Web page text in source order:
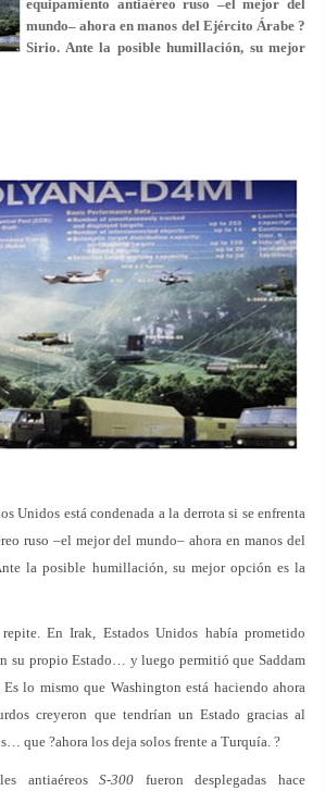
equipamiento antiaéreo ruso –el mejor del
mundo– ahora en manos del Ejército Árabe ?
Sirio. Ante la posible humillación, su mejor
Unidos está condenada a la derrota si se enfrenta
ruso –el mejor del mundo– ahora en manos del
la posible humillación, su mejor opción es la
En Irak, Estados Unidos había prometido
su propio Estado… y luego permitió que Saddam
Es lo mismo que Washington está haciendo ahora
creyeron que tendrían un Estado gracias al
que ?ahora los deja solos frente a Turquía. ?
antiaéreosS-300 fueron desplegadas hace